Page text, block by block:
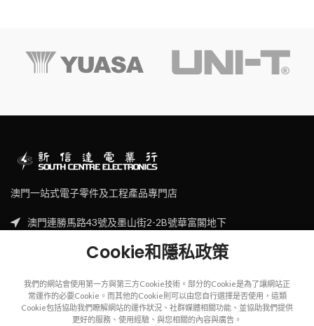
澳門一站式電子零件及工程產品專門店
澳門連勝馬路43號及墨山街2-2B號華富閣地下
Cookie和隱私政策
我們的網站會使用第一方與第三方Cookie技術。部分的Cookie是為了讓網站正
常運作的必要Cookie。而其他的Cookie則可以由您自行選擇是否使用，這類
Cookie包括協助我們瞭解網站的運作狀況、社群媒體相關功能、並協助我們提供
更好的服務、使用經驗、與您相關的內容與廣告。